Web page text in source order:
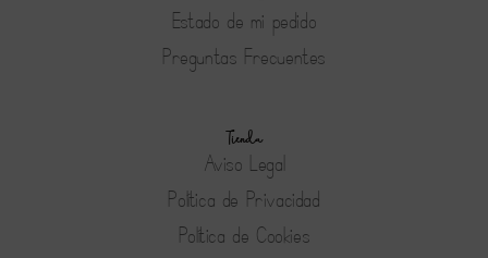
Estado de mi pedido
Preguntas Frecuentes
Tienda
Aviso Legal
Política de Privacidad
Política de Cookies